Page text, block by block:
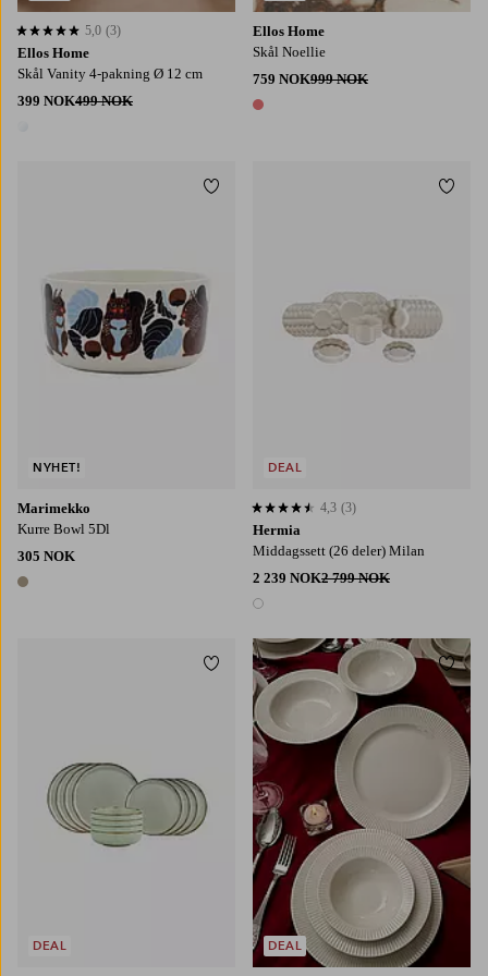
Ellos Home
Skål Vanity 4-pakning Ø 12 cm
399 NOK499 NOK
5,0 basert på 3 karaktergivninger
5,0 (3)
Ellos Home
Skål Noellie
759 NOK999 NOK
1 farge
Marimekko
Kurre Bowl 5Dl
305 NOK
1 farge
NYHET!
Legg til favoritter
Hermia
Middagssett (26 deler) Milan
2 239 NOK2 799 NOK
1 farge
4,3 basert på 3 karaktergivninger
4,3 (3)
DEAL
DEAL
Legg til favoritter
DEAL